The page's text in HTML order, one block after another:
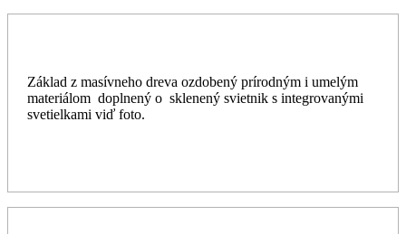
Základ z masívneho dreva ozdobený prírodným i umelým
materiálom doplnený o sklenený svietnik s integrovanými
svetielkami viď foto.